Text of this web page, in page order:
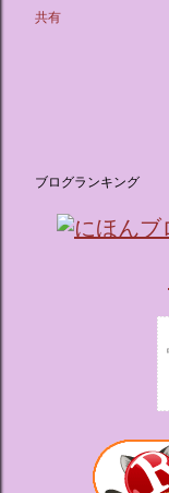
共有
ブログランキング